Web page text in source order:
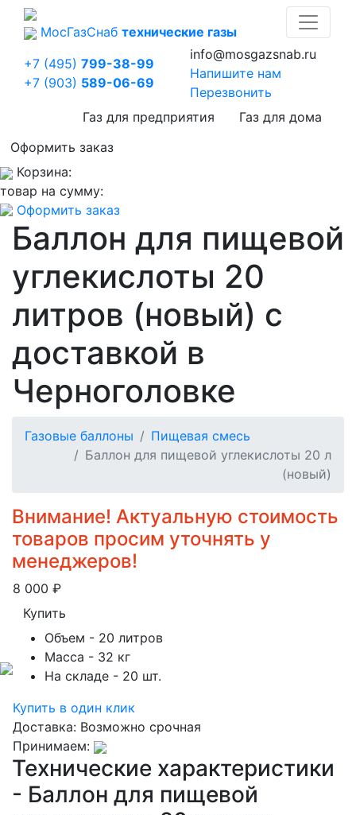
МосГазСнаб технические газы
+7 (495) 799-38-99
+7 (903) 589-06-69
info@mosgazsnab.ru
Напишите нам
Перезвонить
Газ для предприятия
Газ для дома
Оформить заказ
Корзина:
товар на сумму:
Оформить заказ
Баллон для пищевой
углекислоты 20
литров (новый) с
доставкой в
Черноголовке
Газовые баллоны
Пищевая смесь
Баллон для пищевой углекислоты 20 л
(новый)
Внимание! Актуальную стоимость
товаров просим уточнять у
менеджеров!
8 000 ₽
Купить
Объем - 20 литров
Масса - 32 кг
На складе - 20 шт.
Купить в один клик
Доставка: Возможно срочная
Принимаем:
Технические характеристики
- Баллон для пищевой